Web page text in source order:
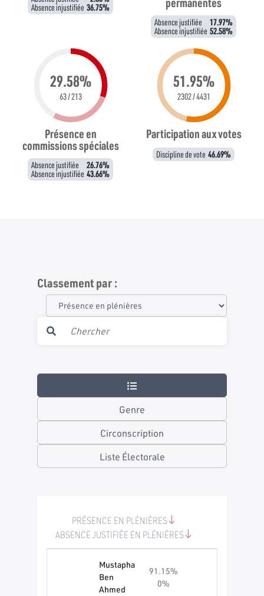
Absence injustifiée 36.75%
Absence justifiée 17.97%
Absence injustifiée 52.58%
29.58%
63 / 213
Présence en
commissions spéciales
Absence justifiée 26.76%
Absence injustifiée 43.66%
51.95%
2302 / 4431
Participation aux votes
Discipline de vote 46.69%
Classement par :
Genre
Circonscription
Liste Électorale
PRÉSENCE EN PLÉNIÈRES
ABSENCE JUSTIFIÉE EN PLÉNIÈRES
Mustapha
Ben
Ahmed
91.15%
0%